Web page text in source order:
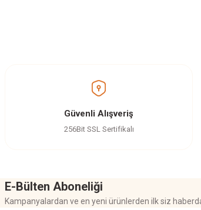
Ürün açıklamasında eksik bilgiler bulunuyor.
Güvenli Alışveriş
256Bit SSL Sertifikalı
E-Bülten Aboneliği
Kampanyalardan ve en yeni ürünlerden ilk siz